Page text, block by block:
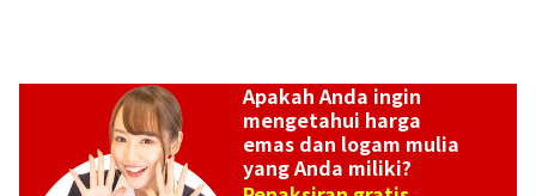
Apakah Anda ingin
mengetahui harga
emas dan logam mulia
yang Anda miliki?